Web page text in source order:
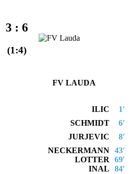
3 : 6
(1:4)
FV LAUDA
ILIC
1′
SCHMIDT
6′
JURJEVIC
8′
NECKERMANN 43′
LOTTER
69′
INAL
84′